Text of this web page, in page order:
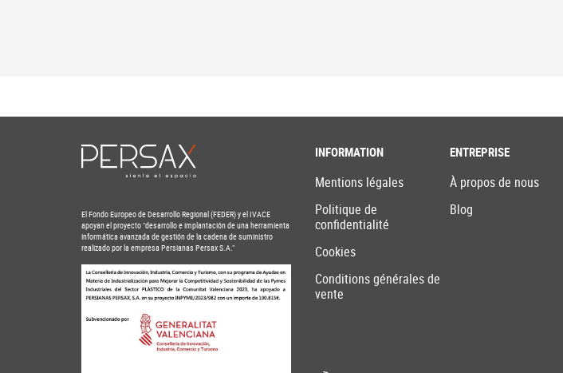
El Fondo Europeo de Desarrollo Regional (FEDER) y el IVACE
apoyan el proyecto "desarrollo e implantación de una herramienta
informática avanzada de gestión de la cadena de suministro
realizado por la empresa Persianas Persax S.A."
INFORMATION
Mentions légales
Politique de
confidentialité
Cookies
Conditions générales de
vente
ENTREPRISE
À propos de nous
Blog